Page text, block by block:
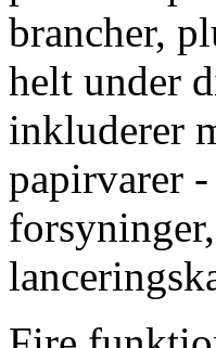
brancher,
helt under
inkluderer
papirvarer